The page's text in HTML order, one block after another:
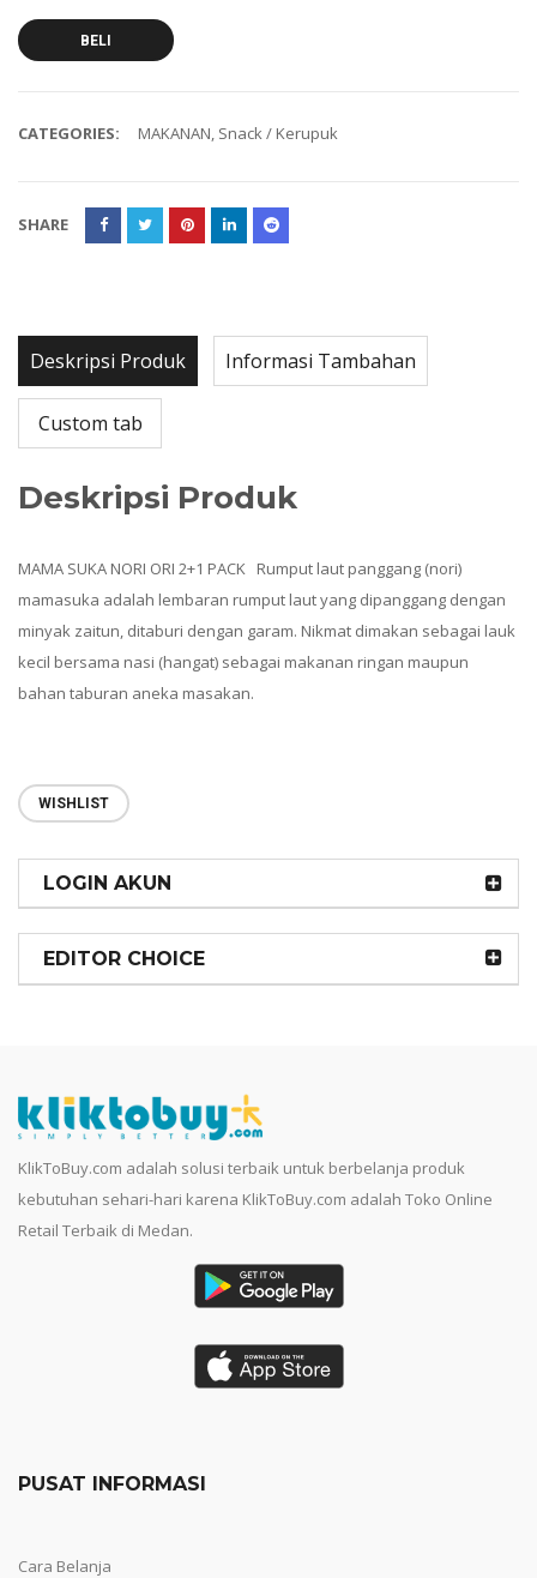
BELI
CATEGORIES: MAKANAN, Snack / Kerupuk
SHARE
Deskripsi Produk Informasi Tambahan
Custom tab
Deskripsi Produk
MAMA SUKA NORI ORI 2+1 PACK Rumput laut panggang (nori)
mamasuka adalah lembaran rumput laut yang dipanggang dengan
minyak zaitun, ditaburi dengan garam. Nikmat dimakan sebagai lauk
kecil bersama nasi (hangat) sebagai makanan ringan maupun
bahan taburan aneka masakan.
WISHLIST
LOGIN AKUN
EDITOR CHOICE
KlikToBuy.com adalah solusi terbaik untuk berbelanja produk
kebutuhan sehari-hari karena KlikToBuy.com adalah Toko Online
Retail Terbaik di Medan.
PUSAT INFORMASI
Cara Belanja